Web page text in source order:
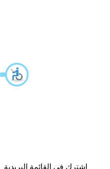
اشترك في القائمة البريدية